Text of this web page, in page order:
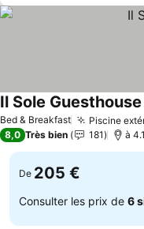
Bed & Breakfast Piscine
Il Sole Guesthouse
8,0 Très bien 181 à
De 205 €
Consulter les prix de 6